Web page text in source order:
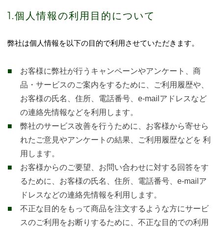
1.個人情報の利用目的について
弊社は個人情報を以下の目的で利用させていただきます。
お客様に弊社が行うキャンペーンやアンケート、商
品・サービスのご案内をするために、ご利用履歴や、
お客様の氏名、住所、電話番号、e-mailアドレスなど
の連絡先情報などを利用します。
弊社のサービス改善を行うために、お客様から寄せら
れたご意見やアンケートの結果、ご利用履歴などを 利
用します。
お客様からのご要望、お問い合わせに対する回答をす
るために、お客様の氏名、住所、電話番号、e-mailア
ドレスなどの連絡先情報を利用します。
不正な目的をもって商品を注文するような方にサービ
スのご利用をお断りするために、不正な目的での利用